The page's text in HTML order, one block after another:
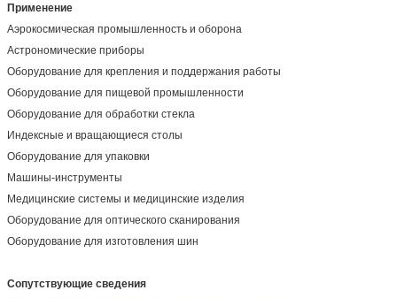
Применение
Аэрокосмическая промышленность и оборона
Астрономические приборы
Оборудование для крепления и поддержания работы
Оборудование для пищевой промышленности
Оборудование для обработки стекла
Индексные и вращающиеся столы
Оборудование для упаковки
Машины-инструменты
Медицинские системы и медицинские изделия
Оборудование для оптического сканирования
Оборудование для изготовления шин
Сопутствующие сведения